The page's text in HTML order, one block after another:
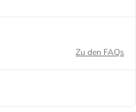
Zu den FAQs